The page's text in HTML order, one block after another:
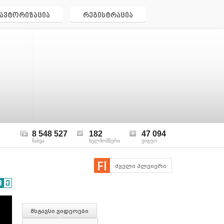
ავტორიზაცია რეგისტრაცია
8 548 527
ნახვა
182
ხელმომწერი
47 094
ვიდეო
ძველი პლეიერი
მსგავსი ვიდეოები